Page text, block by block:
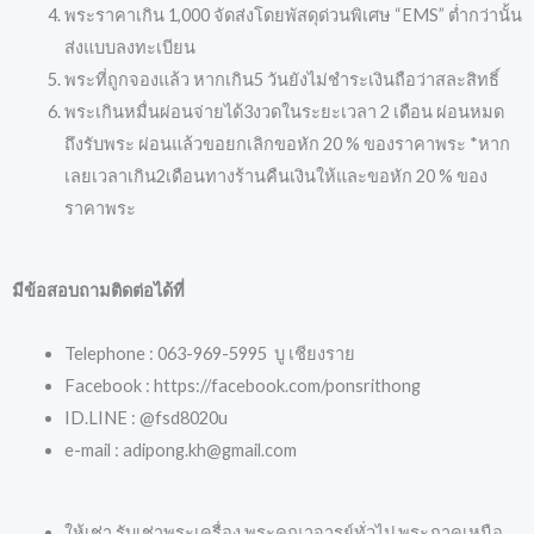
พระราคาเกิน 1,000 จัดส่งโดยพัสดุด่วนพิเศษ “EMS” ต่ำกว่านั้น
ส่งแบบลงทะเบียน
พระที่ถูกจองแล้ว หากเกิน5 วันยังไม่ชำระเงินถือว่าสละสิทธิ์
พระเกินหมื่นผ่อนจ่ายได้3งวดในระยะเวลา 2 เดือน ผ่อนหมด
ถึงรับพระ ผ่อนแล้วขอยกเลิกขอหัก 20 % ของราคาพระ *หาก
เลยเวลาเกิน2เดือนทางร้านคืนเงินให้และขอหัก 20 % ของ
ราคาพระ
มีข้อสอบถามติดต่อได้ที่
Telephone : 063-969-5995 บู เชียงราย
Facebook : https://facebook.com/ponsrithong
ID.LINE : @fsd8020u
e-mail : adipong.kh@gmail.com